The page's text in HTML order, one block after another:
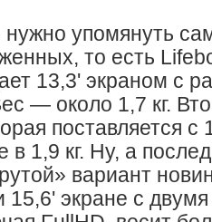
упомянуть
то есть
13,3' экраном с
— около 1,7 кг.
поставляется с
в 1,9 кг. Ну, а
вариант
15,6' экране с